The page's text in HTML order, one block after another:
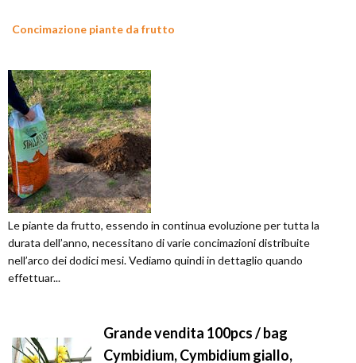
Concimazione piante da frutto
Le piante da frutto, essendo in continua evoluzione per tutta la
durata dell’anno, necessitano di varie concimazioni distribuite
nell’arco dei dodici mesi. Vediamo quindi in dettaglio quando
effettuar...
Grande vendita 100pcs / bag
Cymbidium, Cymbidium giallo,